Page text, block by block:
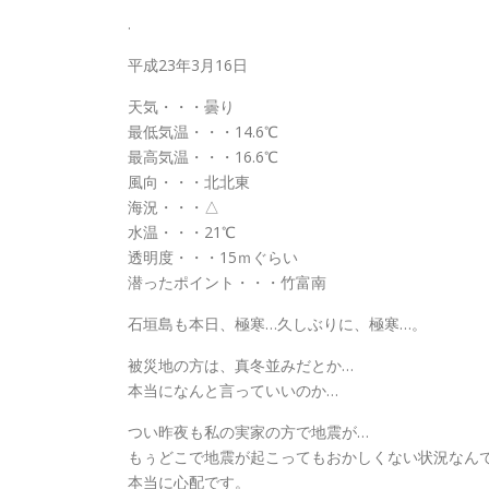
.
平成23年3月16日
天気・・・曇り
最低気温・・・14.6℃
最高気温・・・16.6℃
風向・・・北北東
海況・・・△
水温・・・21℃
透明度・・・15ｍぐらい
潜ったポイント・・・竹富南
石垣島も本日、極寒…久しぶりに、極寒…。
被災地の方は、真冬並みだとか…
本当になんと言っていいのか…
つい昨夜も私の実家の方で地震が…
もぅどこで地震が起こってもおかしくない状況なん
本当に心配です。